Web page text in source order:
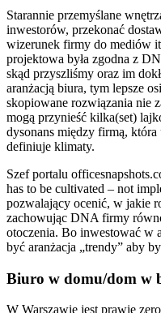
Starannie przemyślane
inwestorów, przekonać
wizerunek firmy do mediów
projektowa była zgodna z
skąd przyszliśmy oraz im
aranżacją biura, tym lepsze
skopiowane rozwiązania nie
mogą przynieść kilka(set)
dysonans między firmą,
definiuje klimaty.
Szef portalu
has to be cultivated – not
pozwalający ocenić, w jakie
zachowując DNA firmy
otoczenia. Bo inwestować w
być aranżacja „trendy” aby
Biuro w domu/dom w
W Warszawie jest prawie